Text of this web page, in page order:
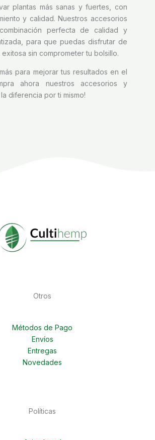
plantas más sanas y fuertes, con
y calidad. Nuestros accesorios
perfecta de calidad y
para que puedas disfrutar de
sin comprometer tu bolsillo.
para mejorar tus resultados en el
ahora nuestros accesorios y
diferencia por ti mismo!
Otros
Métodos de Pago
Envíos
Entregas
Novedades
Políticas